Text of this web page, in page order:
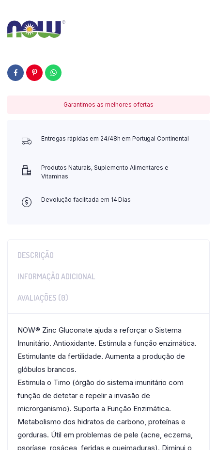
Garantimos as melhores ofertas
Entregas rápidas em 24/48h em Portugal Continental
Produtos Naturais, Suplemento Alimentares e
Vitaminas
Devolução facilitada em 14 Dias
DESCRIÇÃO
INFORMAÇÃO ADICIONAL
AVALIAÇÕES (0)
NOW® Zinc Gluconate ajuda a reforçar o Sistema
Imunitário. Antioxidante. Estimula a função enzimática.
Estimulante da fertilidade. Aumenta a produção de
glóbulos brancos.
Estimula o Timo (órgão do sistema imunitário com
função de detetar e repelir a invasão de
microrganismo). Suporta a Função Enzimática.
Metabolismo dos hidratos de carbono, proteínas e
gorduras. Útil em problemas de pele (acne, eczema,
psoríase, rosácea, feridas e queimaduras). Diminui o